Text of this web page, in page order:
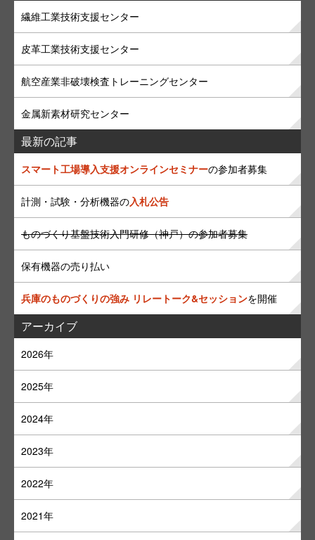
繊維工業技術支援センター
皮革工業技術支援センター
航空産業非破壊検査トレーニングセンター
金属新素材研究センター
最新の記事
スマート工場導入支援オンラインセミナーの参加者募集
計測・試験・分析機器の入札公告
ものづくり基盤技術入門研修（神戸）の参加者募集
保有機器の売り払い
兵庫のものづくりの強み リレートーク&セッションを開催
アーカイブ
2026年
2025年
2024年
2023年
2022年
2021年